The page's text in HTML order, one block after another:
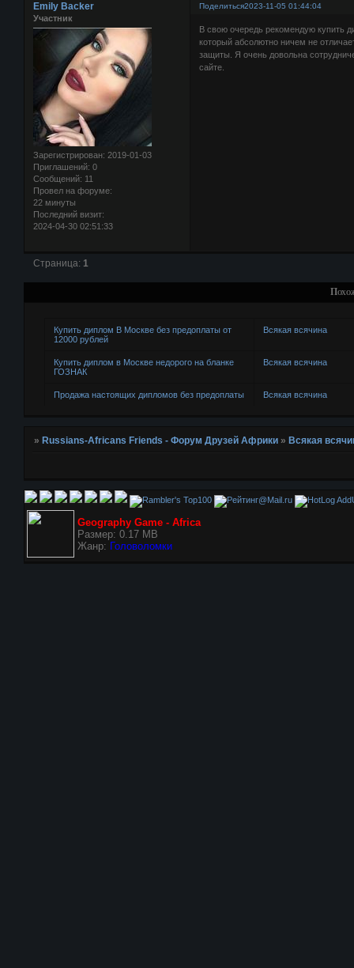
Поделиться2023-11-05 01:44:04
Emily Backer
Участник
Зарегистрирован: 2019-01-03
Приглашений: 0
Сообщений: 11
Провел на форуме:
22 минуты
Последний визит:
2024-04-30 02:51:33
В свою очередь рекомендую купить
который абсолютно ничем не
защиты. Я очень довольна
сайте.
Страница: 1
Купить диплом В Москве без предоплаты от
12000 рублей
Всякая всячина
Купить диплом в Москве недорого на бланке
ГОЗНАК
Всякая всячина
Продажа настоящих дипломов без предоплаты Всякая всячина
»Russians-Africans Friends - Форум Друзей Африки »Всякая
Geography Game - Africa
Размер: 0.17 MB
Жанр: Головоломки